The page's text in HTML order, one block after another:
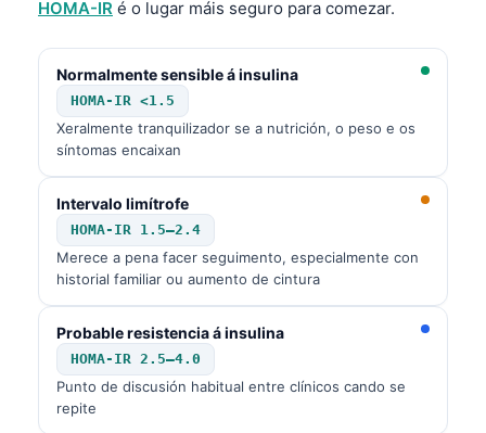
HOMA-IR é o lugar máis seguro para comezar.
Normalmente sensible á insulina
HOMA-IR <1.5
Xeralmente tranquilizador se a nutrición, o peso e os
síntomas encaixan
Intervalo limítrofe
HOMA-IR 1.5–2.4
Merece a pena facer seguimento, especialmente con
historial familiar ou aumento de cintura
Probable resistencia á insulina
HOMA-IR 2.5–4.0
Punto de discusión habitual entre clínicos cando se
repite